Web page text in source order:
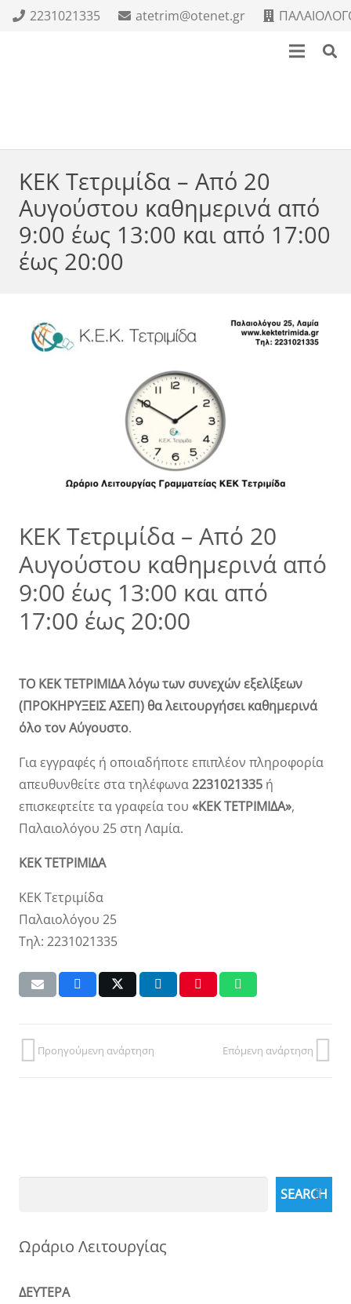
2231021335 atetrim@otenet.gr
ΚΕΚ Τετριμίδα – Από 20
Αυγούστου καθημερινά από
9:00 έως 13:00 και από 17:00
έως 20:00
ΚΕΚ Τετριμίδα – Από 20
Αυγούστου καθημερινά από
9:00 έως 13:00 και από
17:00 έως 20:00
ΤΟ ΚΕΚ ΤΕΤΡΙΜΙΔΑ λόγω των συνεχών εξελίξεων
(ΠΡΟΚHΡYΞΕΙΣ ΑΣΕΠ) θα λειτουργήσει καθημερινά
όλο τον Αύγουστο.
Για εγγραφές ή οποιαδήποτε επιπλέον πληροφορία
απευθυνθείτε στα τηλέφωνα2231021335 ή
επισκεφτείτε τα γραφεία του «ΚΕΚ ΤΕΤΡΙΜΙΔΑ»,
Παλαιολόγου 25 στη Λαμία.
ΚΕΚ ΤΕΤΡΙΜΙΔΑ
ΚΕΚ Τετριμίδα
Παλαιολόγου 25
Τηλ: 2231021335
Προηγούμενη ανάρτηση Επόμενη ανάρτηση
SEARCH
Ωράριο Λειτουργίας
ΔΕΥΤΕΡΑ